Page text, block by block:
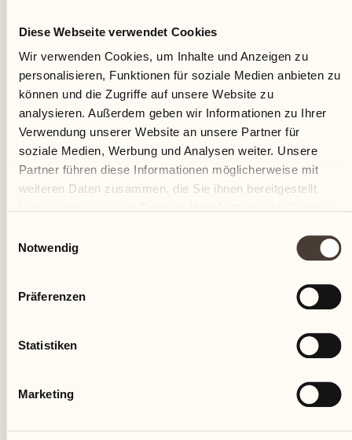
Diese Webseite verwendet Cookies
Wir verwenden Cookies, um Inhalte und Anzeigen zu
personalisieren, Funktionen für soziale Medien anbieten zu
können und die Zugriffe auf unsere Website zu
analysieren. Außerdem geben wir Informationen zu Ihrer
Verwendung unserer Website an unsere Partner für
soziale Medien, Werbung und Analysen weiter. Unsere
Partner führen diese Informationen möglicherweise mit
weiteren Daten zusammen, die Sie ihnen bereitgestellt
Notwendig
Präferenzen
Statistiken
Marketing